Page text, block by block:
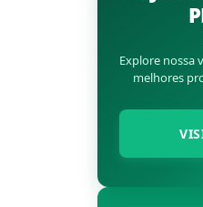
Explore nossa
melhores